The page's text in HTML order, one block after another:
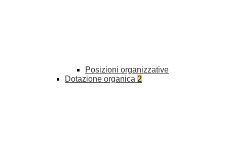
Posizioni organizzative
Dotazione organica 2